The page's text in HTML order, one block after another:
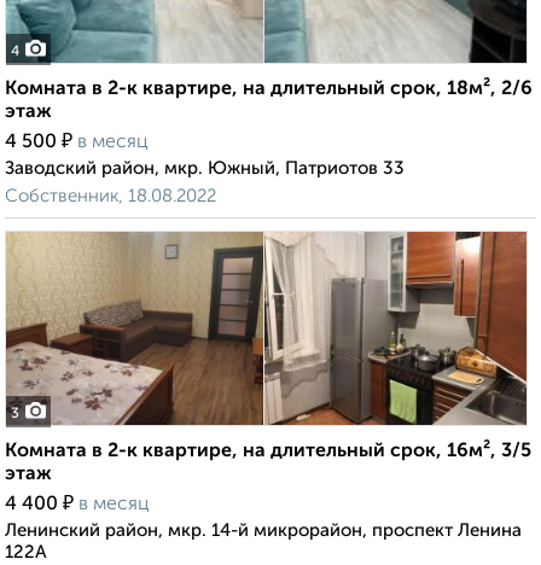
4
Комната в 2-к квартире, на длительный срок, 18м², 2/6
этаж
4 500 ₽ в месяц
Заводский район, мкр. Южный, Патриотов 33
Собственник, 18.08.2022
3
Комната в 2-к квартире, на длительный срок, 16м², 3/5
этаж
4 400 ₽ в месяц
Ленинский район, мкр. 14-й микрорайон, проспект Ленина
122А